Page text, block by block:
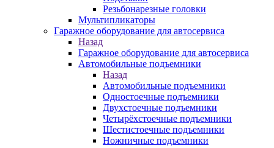
Резьбонарезные головки
Мультипликаторы
Гаражное оборудование для автосервиса
Назад
Гаражное оборудование для автосервиса
Автомобильные подъемники
Назад
Автомобильные подъемники
Одностоечные подъемники
Двухстоечные подъемники
Четырёхстоечные подъемники
Шестистоечные подъемники
Ножничные подъемники